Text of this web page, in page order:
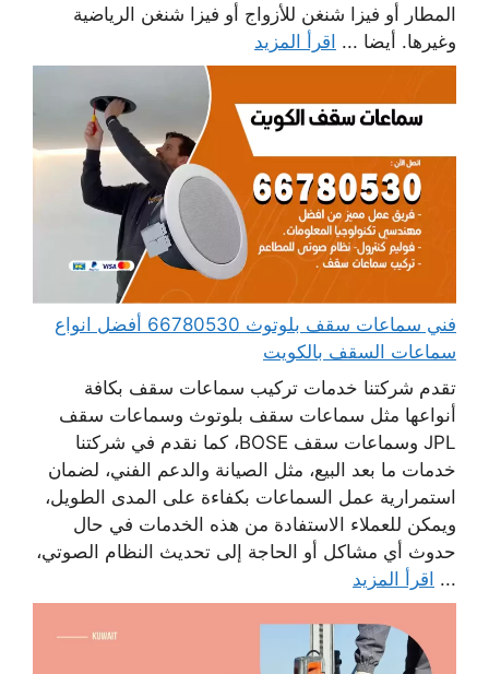
المطار أو فيزا شنغن للأزواج أو فيزا شنغن الرياضية
وغيرها. أيضا ... اقرأ المزيد
فني سماعات سقف بلوتوث 66780530 أفضل انواع
سماعات السقف بالكويت
تقدم شركتنا خدمات تركيب سماعات سقف بكافة
أنواعها مثل سماعات سقف بلوتوث وسماعات سقف
JPL وسماعات سقف BOSE، كما نقدم في شركتنا
خدمات ما بعد البيع، مثل الصيانة والدعم الفني، لضمان
استمرارية عمل السماعات بكفاءة على المدى الطويل،
ويمكن للعملاء الاستفادة من هذه الخدمات في حال
حدوث أي مشاكل أو الحاجة إلى تحديث النظام الصوتي،
... اقرأ المزيد